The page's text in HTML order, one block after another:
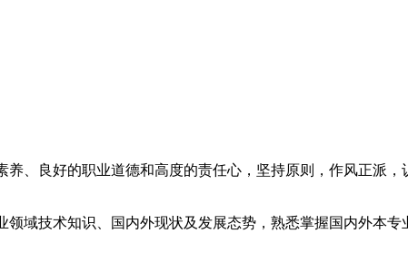
、良好的职业道德和高度的责任心，坚持原则，作风正派
域技术知识、国内外现状及发展态势，熟悉掌握国内外本